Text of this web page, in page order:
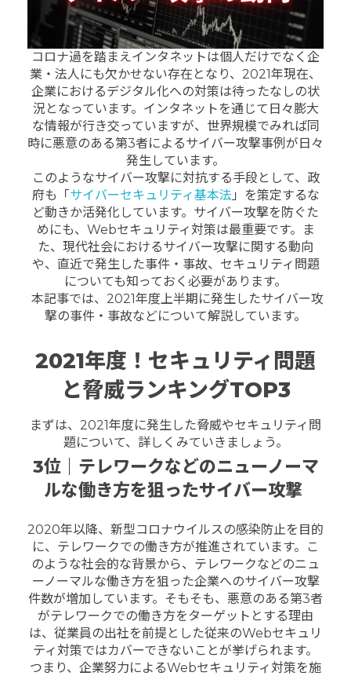
コロナ過を踏まえインタネットは個人だけでなく企
業・法人にも欠かせない存在となり、2021年現在、
企業におけるデジタル化への対策は待ったなしの状
況となっています。インタネットを通じて 日々膨大
な情報が行き交っていますが、世界規模でみれば同
時に悪意のある第3者によるサイバー攻撃事例が日々
発生しています。
このようなサイバー攻撃に対抗する手段として、政
府も「サイバーセキュリティ基本法 」を策定するな
ど動きか活発化しています。 サイバー攻撃を防ぐた
めにも、Webセキュリティ対策は最重要です。ま
た、現代社会におけるサイバー攻撃に関する動向
や、直近で発生した事件・事故、セキュリティ問題
についても知っておく必要があります。
本記事では、2021年度上半期に発生したサイバー攻
撃の事件・事故などについて解説しています。
2021年度！セキュリティ問題
と脅威ランキングTOP3
まずは、2021年度に発生した脅威やセキュリティ問
題について、詳しくみていきましょう。
3位｜テレワークなどのニューノーマ
ルな働き方を狙ったサイバー攻撃
2020年以降、新型コロナウイルスの感染防止を目的
に、テレワークでの働き方が推進されています。
こ
のような社会的な背景から、テレワークなどのニュ
ーノーマルな働き方を狙った企業へのサイバー攻撃
件数が増加しています。そもそも、悪意のある第3者
がテレワークでの働き方をターゲットとする理由
は、従業員の出社を前提とした従来のWebセキュリ
ティ対策ではカバーできないことが挙げられます。
つまり、企業努力によるWebセキュリティ対策を施